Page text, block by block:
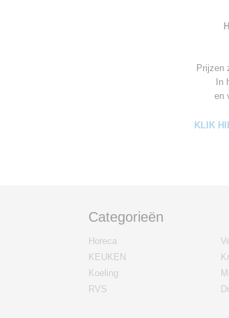
Prijzen
In
en
KLIK
Categorieën
Horeca
KEUKEN
Koeling
RVS